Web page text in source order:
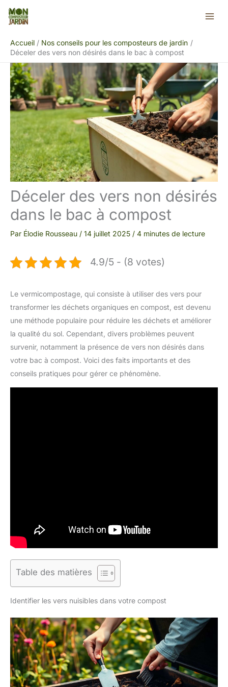
Aller
Accueil
Nos conseils pour les composteurs de jardin
Déceler des vers non désirés dans le bac à compost
Déceler des vers non désirés
dans le bac à compost
Par Élodie Rousseau / 14 juillet 2025 / 4 minutes de lecture
4.9/5 - (8 votes)
Le vermicompostage, qui consiste à utiliser des vers pour
transformer les déchets organiques en compost, est devenu
une méthode populaire pour réduire les déchets et améliorer
la qualité du sol. Cependant, divers problèmes peuvent
survenir, notamment la présence de vers non désirés dans
votre bac à compost. Voici des faits importants et des
conseils pratiques pour gérer ce phénomène.
Table des matières
Identifier les vers nuisibles dans votre compost
Rechercher